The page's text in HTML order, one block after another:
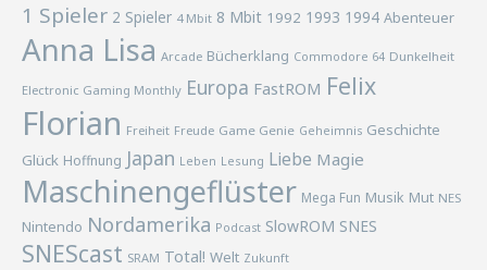
1 Spieler 2 Spieler 4 Mbit 8 Mbit 1992 1993 1994 Abenteuer
Anna Lisa Arcade Bücherklang Commodore 64 Dunkelheit
Electronic Gaming Monthly Europa FastROM Felix
Florian Freiheit Freude Game Genie Geheimnis Geschichte
Glück Hoffnung Japan Leben Lesung Liebe Magie
Maschinengeflüster Mega Fun Musik Mut NES
Nintendo Nordamerika Podcast SlowROM SNES
SNEScast SRAM Total! Welt Zukunft